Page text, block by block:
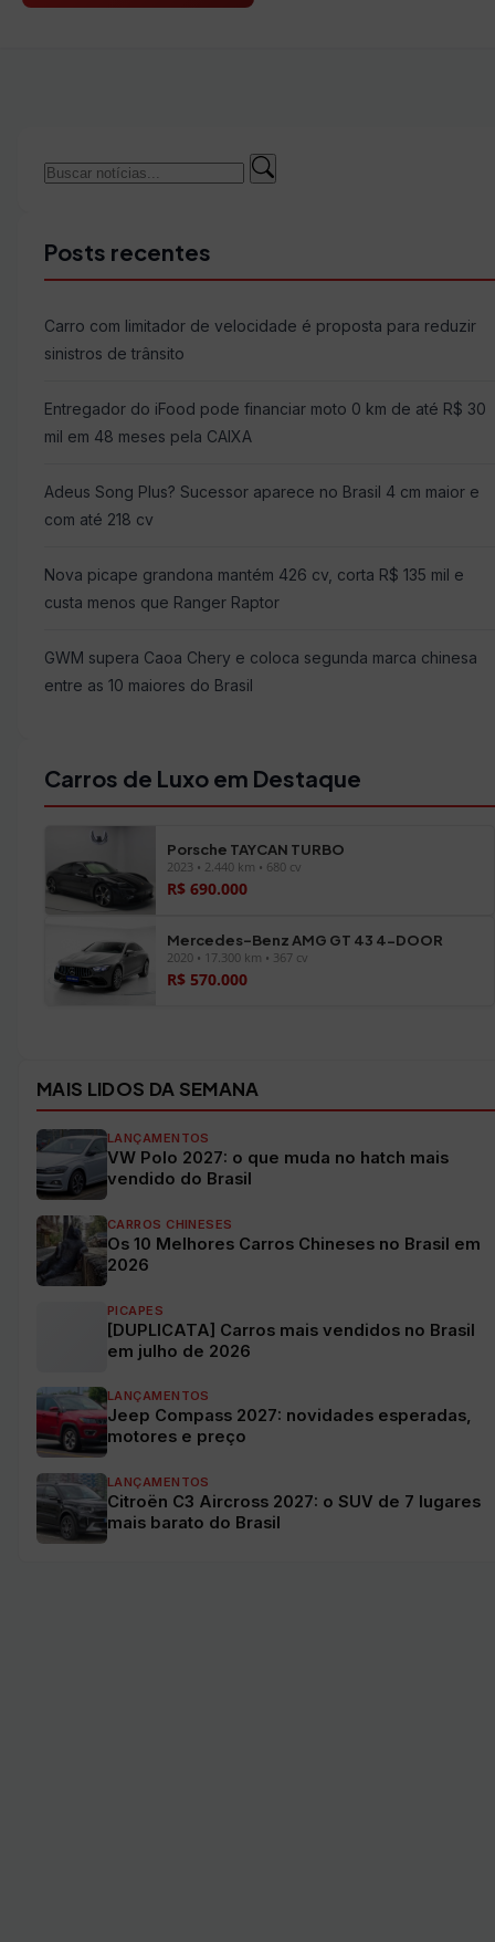
Buscar
Buscar
Posts recentes
Carro com limitador de velocidade é proposta para reduzir
sinistros de trânsito
Entregador do iFood pode financiar moto 0 km de até R$ 30
mil em 48 meses pela CAIXA
Adeus Song Plus? Sucessor aparece no Brasil 4 cm maior e
com até 218 cv
Nova picape grandona mantém 426 cv, corta R$ 135 mil e
custa menos que Ranger Raptor
GWM supera Caoa Chery e coloca segunda marca chinesa
entre as 10 maiores do Brasil
Carros de Luxo em Destaque
Porsche TAYCAN TURBO
2023 • 2.440 km • 680 cv
R$ 690.000
Mercedes-Benz AMG GT 43 4-DOOR
2020 • 17.300 km • 367 cv
R$ 570.000
MAIS LIDOS DA SEMANA
LANÇAMENTOS
VW Polo 2027: o que muda no hatch mais
vendido do Brasil
CARROS CHINESES
Os 10 Melhores Carros Chineses no Brasil em
2026
PICAPES
[DUPLICATA] Carros mais vendidos no Brasil
em julho de 2026
LANÇAMENTOS
Jeep Compass 2027: novidades esperadas,
motores e preço
LANÇAMENTOS
Citroën C3 Aircross 2027: o SUV de 7 lugares
mais barato do Brasil